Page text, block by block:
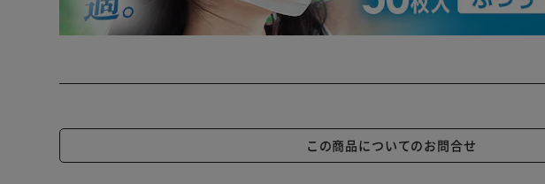
この商品についてのお問合せ